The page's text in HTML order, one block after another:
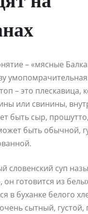
– «мясные
– это плескавица,
или свинины,
быть сыр,
быть обычной,
словенский суп
он готовится из
в буханке белого
сытный, густой,